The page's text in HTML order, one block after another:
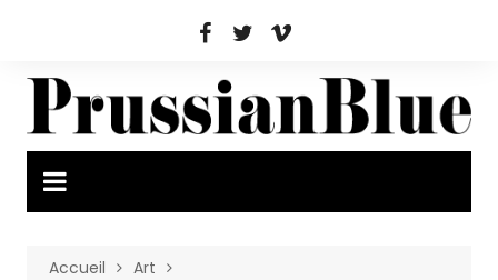
Accueil
Art